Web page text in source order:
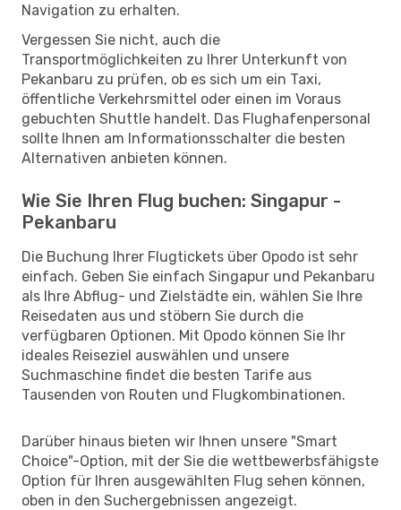
Navigation zu erhalten.
Vergessen Sie nicht, auch die
Transportmöglichkeiten zu Ihrer Unterkunft von
Pekanbaru zu prüfen, ob es sich um ein Taxi,
öffentliche Verkehrsmittel oder einen im Voraus
gebuchten Shuttle handelt. Das Flughafenpersonal
sollte Ihnen am Informationsschalter die besten
Alternativen anbieten können.
Wie Sie Ihren Flug buchen: Singapur -
Pekanbaru
Die Buchung Ihrer Flugtickets über Opodo ist sehr
einfach. Geben Sie einfach Singapur und Pekanbaru
als Ihre Abflug- und Zielstädte ein, wählen Sie Ihre
Reisedaten aus und stöbern Sie durch die
verfügbaren Optionen. Mit Opodo können Sie Ihr
ideales Reiseziel auswählen und unsere
Suchmaschine findet die besten Tarife aus
Tausenden von Routen und Flugkombinationen.
Darüber hinaus bieten wir Ihnen unsere "Smart
Choice"-Option, mit der Sie die wettbewerbsfähigste
Option für Ihren ausgewählten Flug sehen können,
oben in den Suchergebnissen angezeigt.